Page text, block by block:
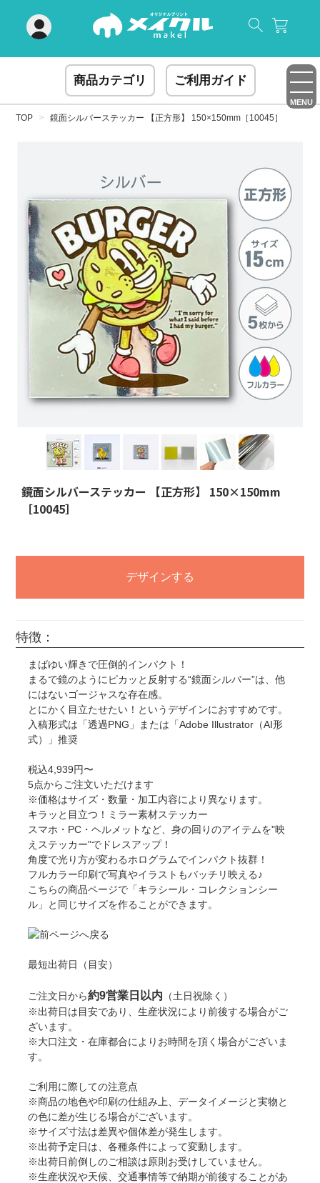
商品カテゴリ ご利用ガイド
MENU
TOP 鏡面シルバーステッカー 【正方形】 150×150mm［10045］
鏡面シルバーステッカー 【正方形】 150×150mm
［10045］
デザインする
特徴：
まばゆい輝きで圧倒的インパクト！
まるで鏡のようにピカッと反射する“鏡面シルバー”は、他
にはないゴージャスな存在感。
とにかく目立たせたい！というデザインにおすすめです。
入稿形式は「透過PNG」または「Adobe Illustrator（AI形
式）」推奨
税込4,939円〜
5点からご注文いただけます
※価格はサイズ・数量・加工内容により異なります。
キラッと目立つ！ミラー素材ステッカー
スマホ・PC・ヘルメットなど、身の回りのアイテムを"映
えステッカー"でドレスアップ！
角度で光り方が変わるホログラムでインパクト抜群！
フルカラー印刷で写真やイラストもバッチリ映える♪
こちらの商品ページで「キラシール・コレクションシー
ル」と同じサイズを作ることができます。
最短出荷日（目安）
ご注文日から約9営業日以内 （土日祝除く）
※出荷日は目安であり、生産状況により前後する場合がご
ざいます。
※大口注文・在庫都合によりお時間を頂く場合がございま
す。
ご利用に際しての注意点
※商品の地色や印刷の仕組み上、データイメージと実物と
の色に差が生じる場合がございます。
※サイズ寸法は差異や個体差が発生します。
※出荷予定日は、各種条件によって変動します。
※出荷日前倒しのご相談は原則お受けしていません。
※生産状況や天候、交通事情等で納期が前後することがあ